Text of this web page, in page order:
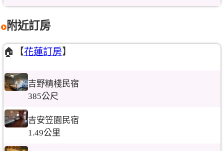
附近訂房
🏠【花蓮訂房】
吉野精棧民宿
385公尺
吉安笠園民宿
1.49公里